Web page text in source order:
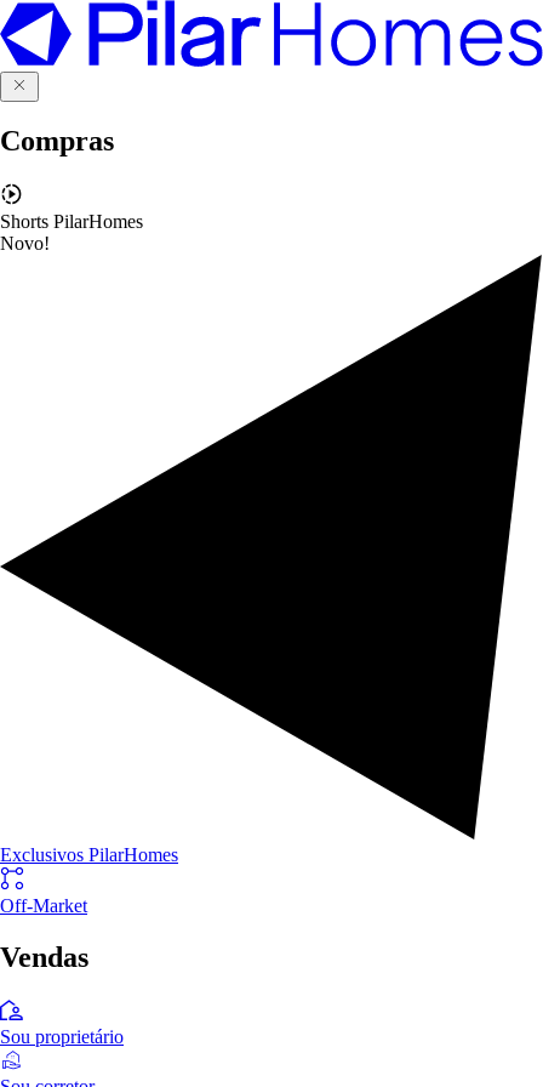
Compras
Shorts PilarHomes
Novo!
Exclusivos PilarHomes
Off-Market
Vendas
Sou proprietário